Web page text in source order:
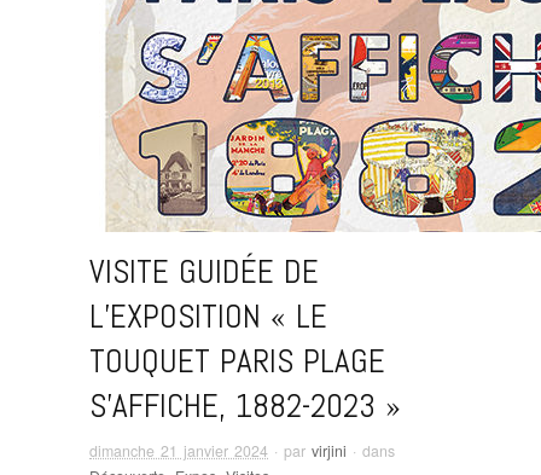
VISITE GUIDÉE DE
L’EXPOSITION « LE
TOUQUET PARIS PLAGE
S’AFFICHE, 1882-2023 »
dimanche 21 janvier 2024 · par virjini · dans